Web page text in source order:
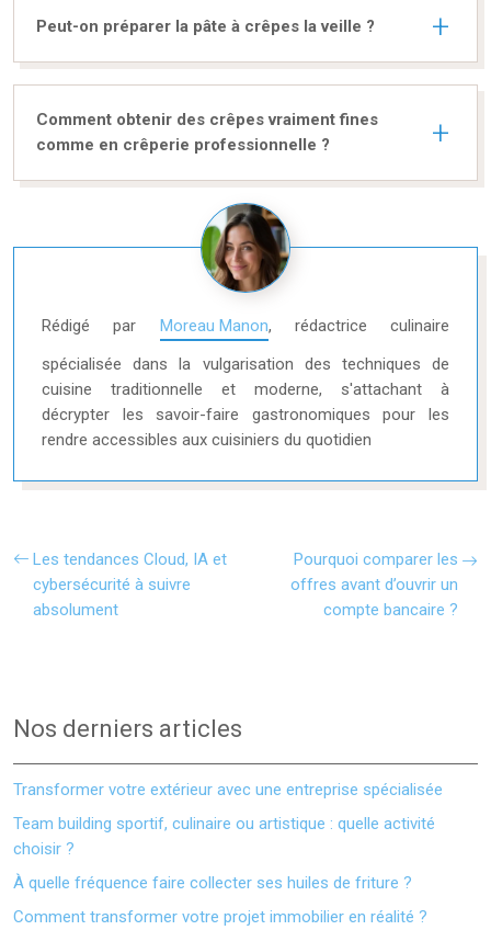
Peut-on préparer la pâte à crêpes la veille ?
Comment obtenir des crêpes vraiment fines
comme en crêperie professionnelle ?
Rédigé par Moreau Manon, rédactrice culinaire
spécialisée dans la vulgarisation des techniques de
cuisine traditionnelle et moderne, s'attachant à
décrypter les savoir-faire gastronomiques pour les
rendre accessibles aux cuisiniers du quotidien
Les tendances Cloud, IA et
cybersécurité à suivre
absolument
Pourquoi comparer les
offres avant d’ouvrir un
compte bancaire ?
Nos derniers articles
Transformer votre extérieur avec une entreprise spécialisée
Team building sportif, culinaire ou artistique : quelle activité
choisir ?
À quelle fréquence faire collecter ses huiles de friture ?
Comment transformer votre projet immobilier en réalité ?